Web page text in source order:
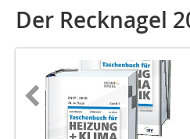
Der Recknagel